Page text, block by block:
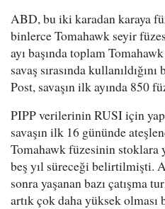
ABD, bu iki karadan karaya
binlerce Tomahawk seyir
ayı başında toplam
savaş sırasında
Post, savaşın ilk ayında 850
PIPP verilerinin RUSI için
savaşın ilk 16 gününde
Tomahawk füzesinin stoklara
beş yıl süreceği belirtilmişti.
sonra yaşanan bazı çatışma
artık çok daha yüksek olması